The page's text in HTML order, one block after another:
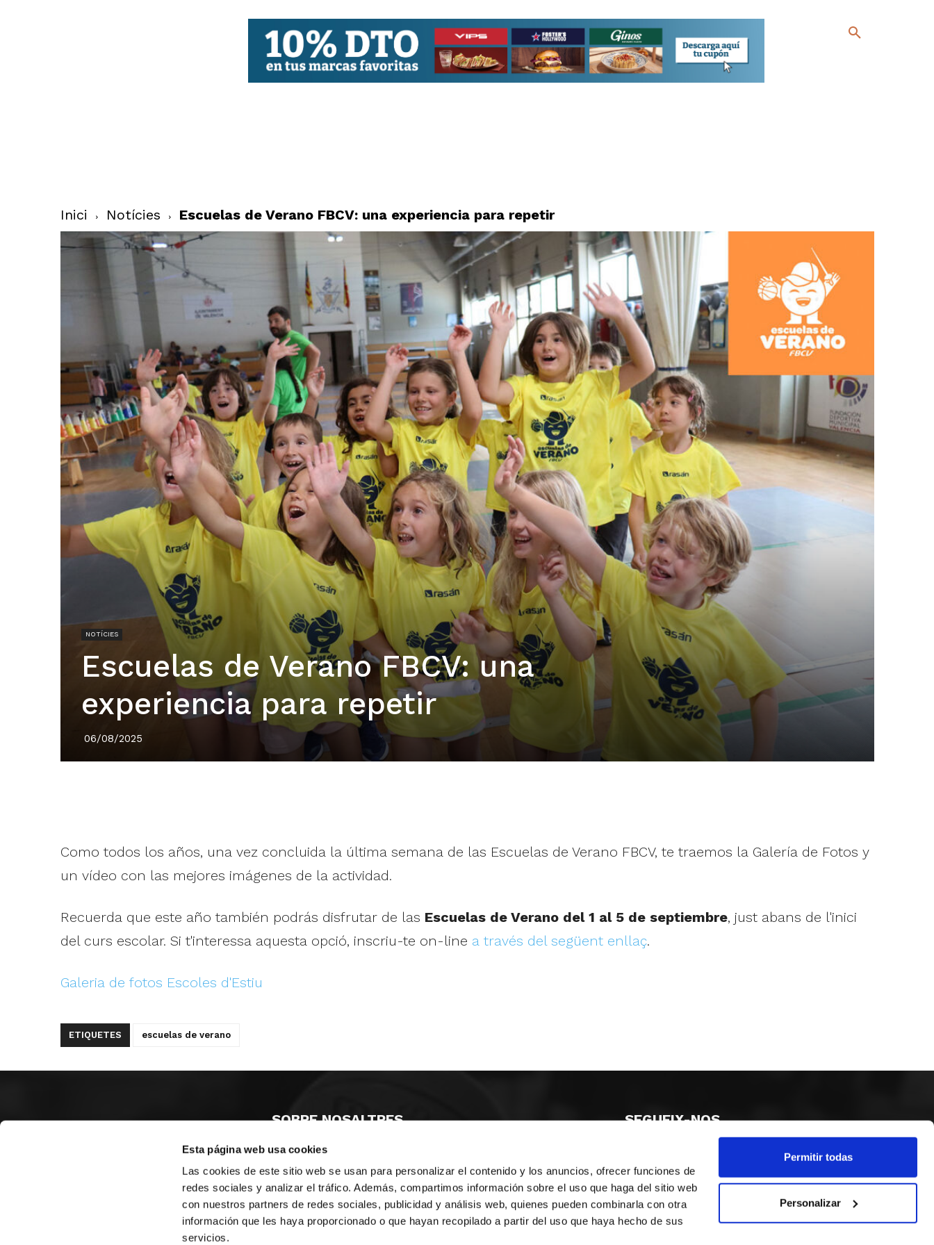
Esta página web usa cookies
Las cookies de este sitio web se usan para personalizar el contenido y los anuncios, ofrecer funciones de
redes sociales y analizar el tráfico. Además, compartimos información sobre el uso que haga del sitio web
con nuestros partners de redes sociales, publicidad y análisis web, quienes pueden combinarla con otra
información que les haya proporcionado o que hayan recopilado a partir del uso que haya hecho de sus
servicios.
Permitir todas
Personalizar
Inici Notícies Escuelas de Verano FBCV: una experiencia para repetir
NOTÍCIES
Escuelas de Verano FBCV: una
experiencia para repetir
06/08/2025
Como todos los años, una vez concluida la última semana de las Escuelas de Verano FBCV, te traemos la Galería de Fotos y
un vídeo con las mejores imágenes de la actividad.
Recuerda que este año también podrás disfrutar de las Escuelas de Verano del 1 al 5 de septiembre, just abans de l'inici
del curs escolar. Si t'interessa aquesta opció, inscriu-te on-line a través del següent enllaç.
Galeria de fotos Escoles d'Estiu
ETIQUETES escuelas de verano
SOBRE NOSALTRES
CASTELLÓ
VALÈNCIA
MONESTIR DE POBLET 14 1ª 3º
ALACANT
CIUDAD DE MATANZAS 12
fbcv@fbcv.es
SEGUEIX-NOS